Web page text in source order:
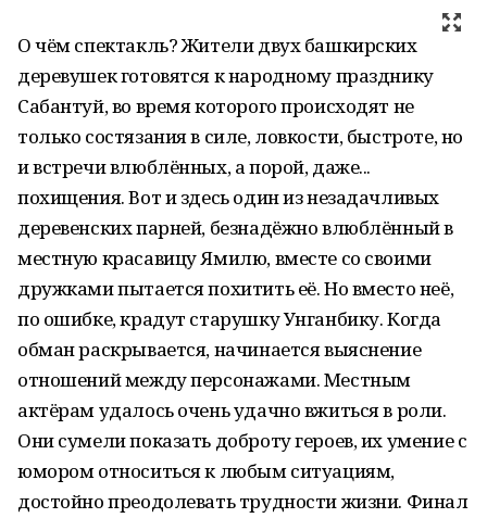
О чём спектакль? Жители двух башкирских
деревушек готовятся к народному празднику
Сабантуй, во время которого происходят не
только состязания в силе, ловкости, быстроте, но
и встречи влюблённых, а порой, даже...
похищения. Вот и здесь один из незадачливых
деревенских парней, безнадёжно влюблённый в
местную красавицу Ямилю, вместе со своими
дружками пытается похитить её. Но вместо неё,
по ошибке, крадут старушку Унганбику. Когда
обман раскрывается, начинается выяснение
отношений между персонажами. Местным
актёрам удалось очень удачно вжиться в роли.
Они сумели показать доброту героев, их умение с
юмором относиться к любым ситуациям,
достойно преодолевать трудности жизни. Финал